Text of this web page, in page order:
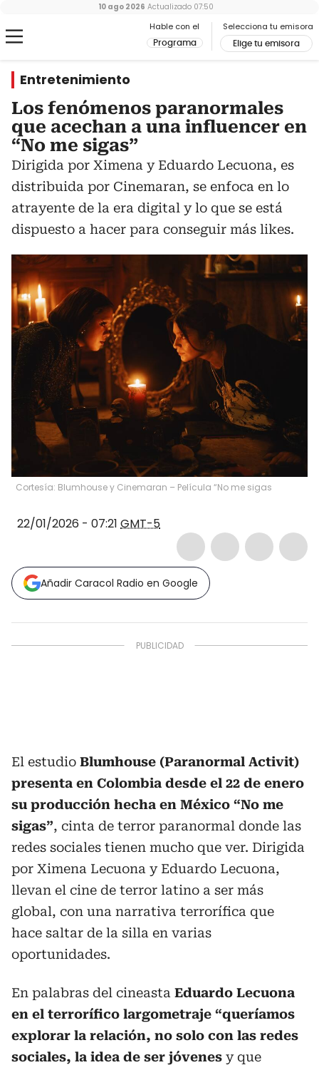
Hable con el
Programa
Selecciona tu emisora
Elige tu emisora
10 ago 2026 Actualizado 07:50
Entretenimiento
Los fenómenos paranormales
que acechan a una influencer en
“No me sigas”
Dirigida por Ximena y Eduardo Lecuona, es
distribuida por Cinemaran, se enfoca en lo
atrayente de la era digital y lo que se está
dispuesto a hacer para conseguir más likes.
Cortesía: Blumhouse y Cinemaran – Película “No me sigas
22/01/2026 - 07:21 GMT-5
Añadir Caracol Radio en Google
El estudio Blumhouse (Paranormal Activit)
presenta en Colombia desde el 22 de enero
su producción hecha en México “No me
sigas”, cinta de terror paranormal donde las
redes sociales tienen mucho que ver. Dirigida
por Ximena Lecuona y Eduardo Lecuona,
llevan el cine de terror latino a ser más
global, con una narrativa terrorífica que
hace saltar de la silla en varias
oportunidades.
En palabras del cineasta Eduardo Lecuona
en el terrorífico largometraje “queríamos
explorar la relación, no solo con las redes
sociales, la idea de ser jóvenes y que